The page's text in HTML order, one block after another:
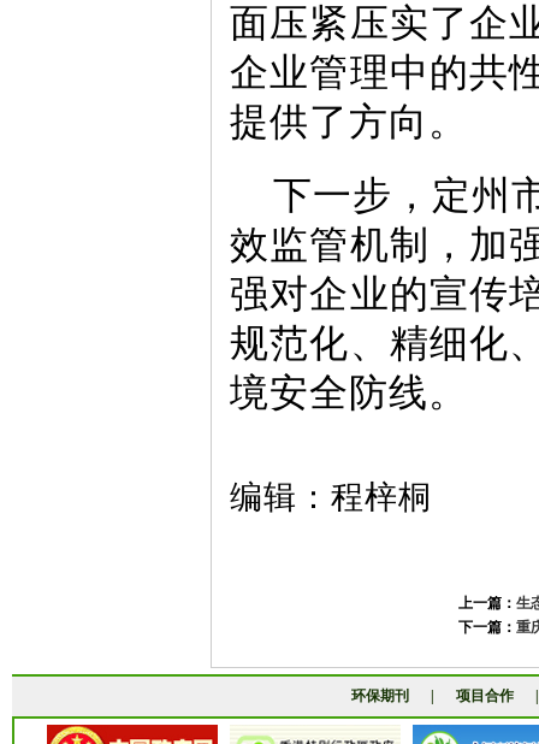
面压紧压实了企
企业管理中的共
提供了方向。
下一步，定州
效监管机制，加
强对企业的宣传
规范化、精细化
境安全防线。
编辑：程梓桐
上一篇： 生
下一篇： 重
环保期刊 项目合作